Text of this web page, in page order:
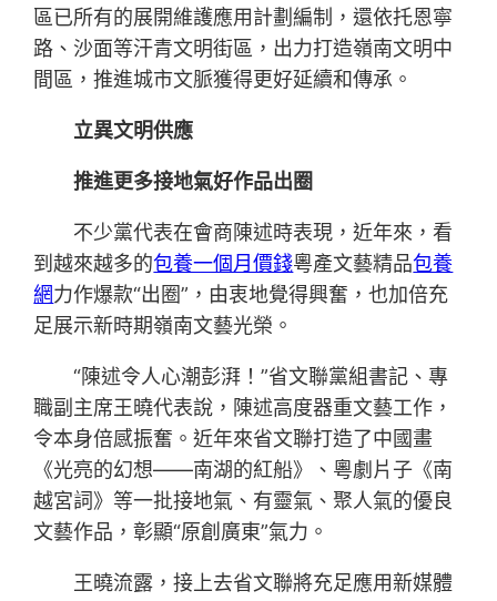
區已所有的展開維護應用計劃編制，還依托恩寧
路、沙面等汗青文明街區，出力打造嶺南文明中
間區，推進城市文脈獲得更好延續和傳承。
立異文明供應
推進更多接地氣好作品出圈
不少黨代表在會商陳述時表現，近年來，看
到越來越多的包養一個月價錢粵產文藝精品包養
網力作爆款“出圈”，由衷地覺得興奮，也加倍充
足展示新時期嶺南文藝光榮。
“陳述令人心潮彭湃！”省文聯黨組書記、專
職副主席王曉代表說，陳述高度器重文藝工作，
令本身倍感振奮。近年來省文聯打造了中國畫
《光亮的幻想——南湖的紅船》、粵劇片子《南
越宮詞》等一批接地氣、有靈氣、聚人氣的優良
文藝作品，彰顯“原創廣東”氣力。
王曉流露，接上去省文聯將充足應用新媒體